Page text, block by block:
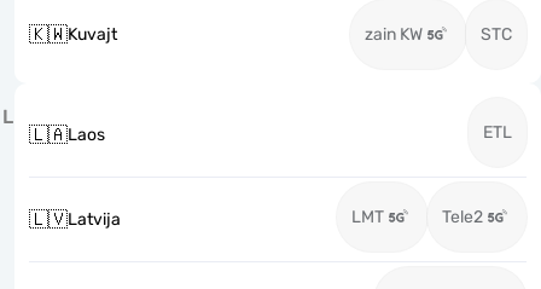
🇰🇼Kuvajt zain KW STC
L
🇱🇦Laos ETL
🇱🇻Latvija LMT Tele2